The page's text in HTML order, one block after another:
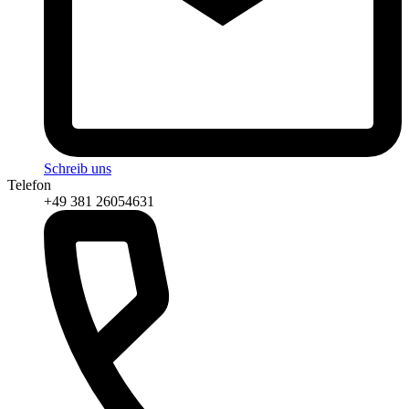
Schreib uns
Telefon
+49 381 26054631